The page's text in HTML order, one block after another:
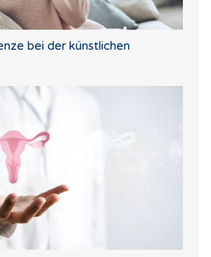
bei der künstlichen